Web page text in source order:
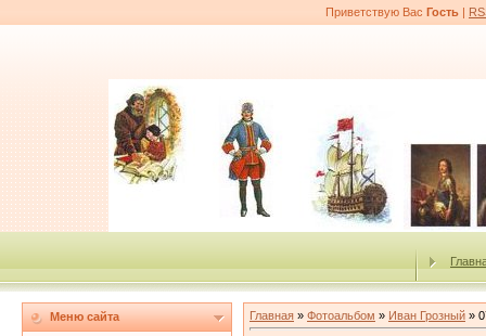
Приветствую Вас Гость |
Меню сайта Главная » Фотоальбом » Иван Грозный »